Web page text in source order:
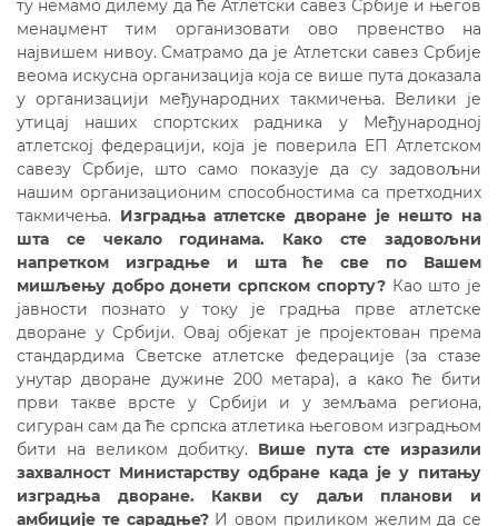
ту немамо дилему да ће Атлетски савез Србије и његов
менаџмент тим организовати ово првенство на
највишем нивоу. Сматрамо да је Атлетски савез Србије
веома искусна организација која се више пута доказала
у организацији међународних такмичења. Велики је
утицај наших спортских радника у Међународној
атлетској федерацији, која је поверила ЕП Атлетском
савезу Србије, што само показује да су задовољни
нашим организационим способностима са претходних
такмичења. Изградња атлетске дворане је нешто на
шта се чекало годинама. Како сте задовољни
напретком изградње и шта ће све по Вашем
мишљењу добро донети српском спорту?Као што је
јавности познато у току је градња прве атлетске
дворане у Србији. Овај објекат је пројектован према
стандардима Светске атлетске федерације (за стазе
унутар дворане дужине 200 метара), а како ће бити
први такве врсте у Србији и у земљама региона,
сигуран сам да ће српска атлетика његовом изградњом
бити на великом добитку. Више пута сте изразили
захвалност Министарству одбране када је у питању
изградња дворане. Какви су даљи планови и
амбиције те сарадње?И овом приликом желим да се